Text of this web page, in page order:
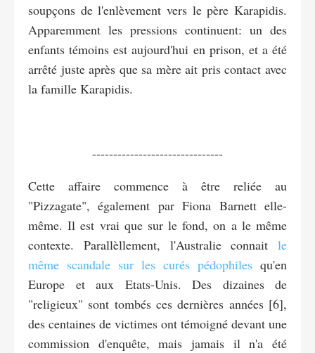
soupçons de l'enlèvement vers le père Karapidis.
Apparemment les pressions continuent: un des
enfants témoins est aujourd'hui en prison, et a été
arrêté juste après que sa mère ait pris contact avec
la famille Karapidis.
-------------------------------
Cette affaire commence à être reliée au
"Pizzagate", également par Fiona Barnett elle-
même. Il est vrai que sur le fond, on a le même
contexte. Parallèllement, l'Australie connait le
même scandale sur les curés pédophiles qu'en
Europe et aux Etats-Unis. Des dizaines de
"religieux" sont tombés ces dernières années [6],
des centaines de victimes ont témoigné devant une
commission d'enquête, mais jamais il n'a été